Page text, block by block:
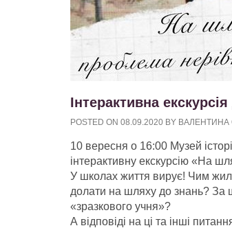
Інтерактивна
POSTED ON 08.09.2020 BY ВАЛЕНТИНА
10 вересня о 16:00 Музей
інтерактивну екскурсію «На
У школах життя вирує! Чим
долати на шляху до знань? За
«зразкового учня»?
А відповіді на ці та інші